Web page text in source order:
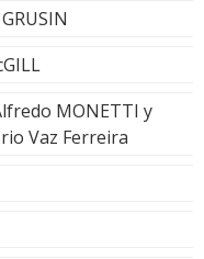
MONETTI y
Vaz Ferreira